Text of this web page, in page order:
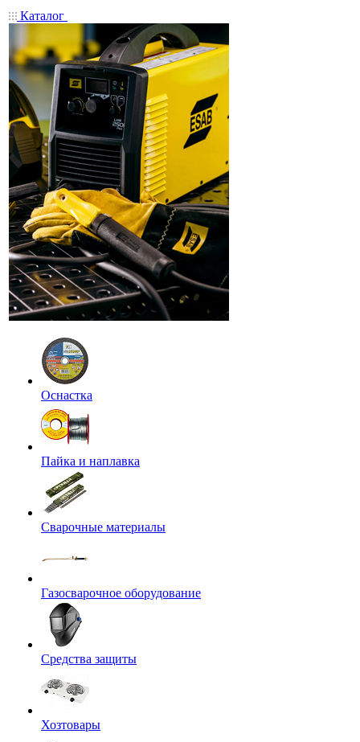
Каталог
Оснастка
Пайка и наплавка
Сварочные материалы
Газосварочное оборудование
Средства защиты
Хозтовары